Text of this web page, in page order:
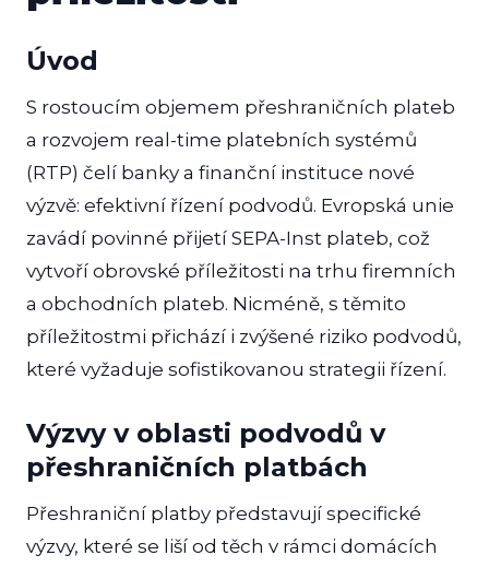
Úvod
S rostoucím objemem přeshraničních plateb
a rozvojem real-time platebních systémů
(RTP) čelí banky a finanční instituce nové
výzvě: efektivní řízení podvodů. Evropská unie
zavádí povinné přijetí SEPA-Inst plateb, což
vytvoří obrovské příležitosti na trhu firemních
a obchodních plateb. Nicméně, s těmito
příležitostmi přichází i zvýšené riziko podvodů,
které vyžaduje sofistikovanou strategii řízení.
Výzvy v oblasti podvodů v
přeshraničních platbách
Přeshraniční platby představují specifické
výzvy, které se liší od těch v rámci domácích